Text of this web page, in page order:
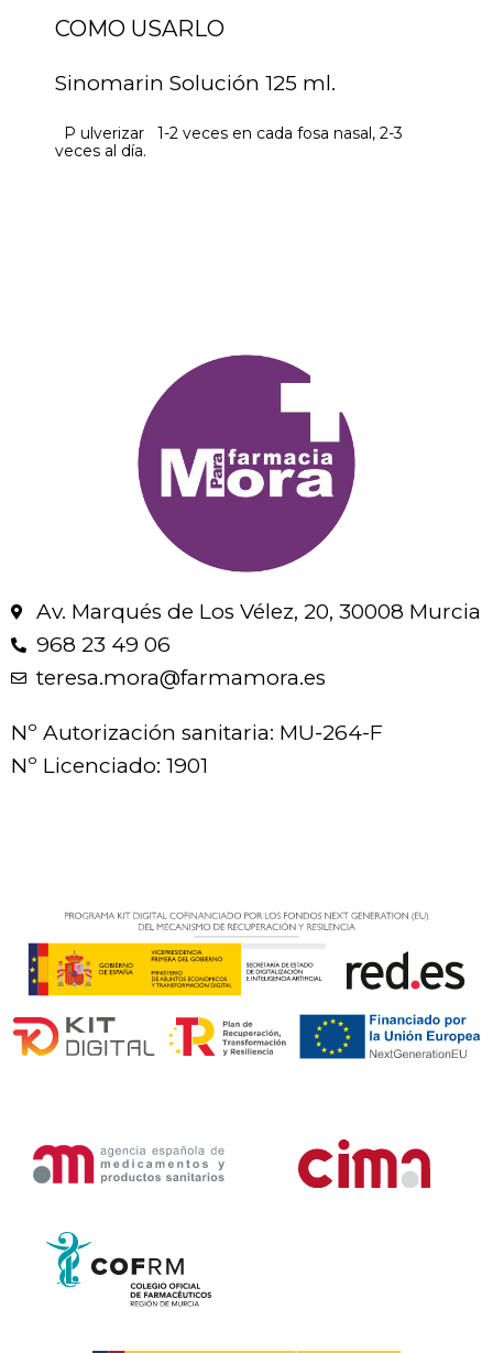
COMO USARLO
Sinomarin Solución 125 ml.
P ulverizar 1-2 veces en cada fosa nasal, 2-3
veces al día.
Av. Marqués de Los Vélez, 20, 30008 Murcia
968 23 49 06
teresa.mora@farmamora.es
Nº Autorización sanitaria: MU-264-F
Nº Licenciado: 1901